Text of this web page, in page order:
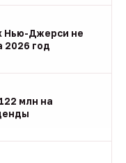
Нью-Джерси не
2026 год
млн на